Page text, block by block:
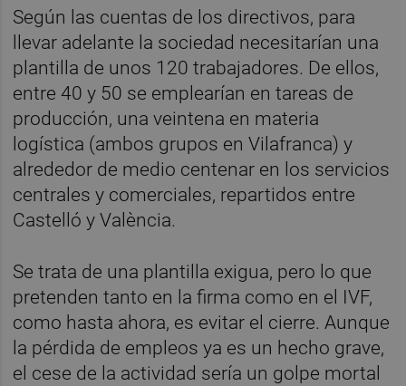
Según las cuentas de los directivos, para
llevar adelante la sociedad necesitarían una
plantilla de unos 120 trabajadores. De ellos,
entre 40 y 50 se emplearían en tareas de
producción, una veintena en materia
logística (ambos grupos en Vilafranca) y
alrededor de medio centenar en los servicios
centrales y comerciales, repartidos entre
Castelló y València.
Se trata de una plantilla exigua, pero lo que
pretenden tanto en la firma como en el IVF,
como hasta ahora, es evitar el cierre. Aunque
la pérdida de empleos ya es un hecho grave,
el cese de la actividad sería un golpe mortal